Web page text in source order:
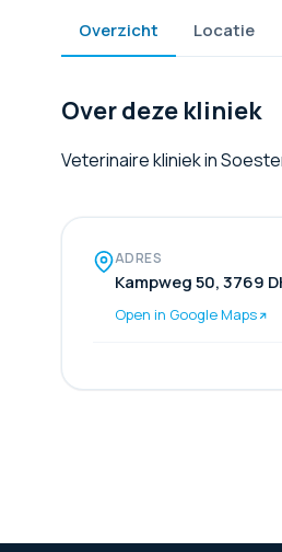
Overzicht Locatie
Over deze kliniek
Veterinaire kliniek in
ADRES
Kampweg 50, 3769
Open in Google Maps